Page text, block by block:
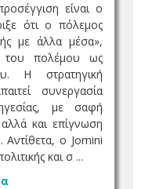
είναι ο
ότι ο πόλεμος
με άλλα μέσα»,
του πολέμου ως
Η στρατηγική
συνεργασία
ηγεσίας, με σαφή
και επίγνωση
Αντίθετα, ο Jomini
και σ ...